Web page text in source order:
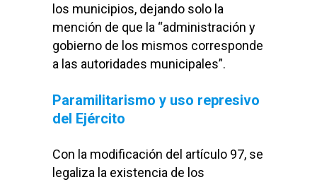
los municipios, dejando solo la
mención de que la “administración y
gobierno de los mismos corresponde
a las autoridades municipales”.
Paramilitarismo y uso represivo
del Ejército
Con la modificación del artículo 97, se
legaliza la existencia de los